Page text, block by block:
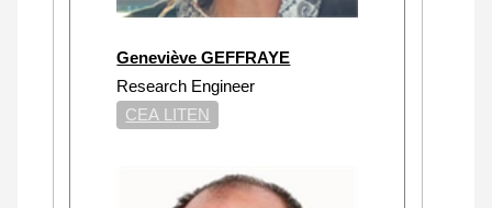
Geneviève GEFFRAYE
Research Engineer
CEA LITEN